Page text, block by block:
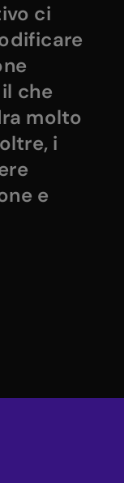
ci
il che
molto
i
e